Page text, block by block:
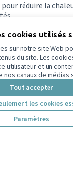
cookies utilisés
sur notre site Web
du site. Les
utilisateur et un
canaux de médias
Tout accepter
les cookies
Paramètres
réduire la
30/07/2021 18:37
merci pour votre
des façades
Pour la
des lieux